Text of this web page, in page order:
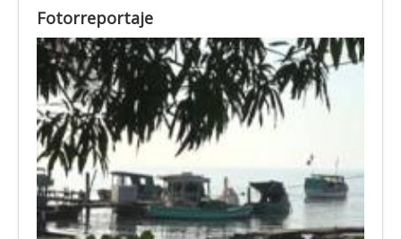
Fotorreportaje